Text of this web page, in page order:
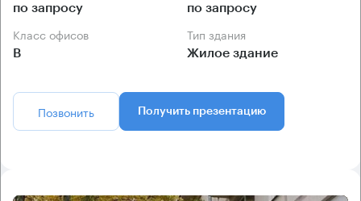
по запросу по запросу
Класс офисов
B
Тип здания
Жилое здание
Позвонить Получить презентацию